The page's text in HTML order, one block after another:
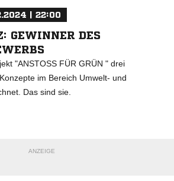
| 22:00
GEWINNER DES
"ANSTOSS FÜR GRÜN " drei
im Bereich Umwelt- und
Das sind sie.
ANZEIGE